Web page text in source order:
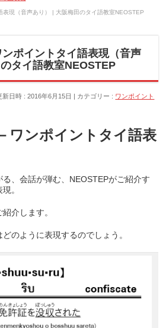
表現（音声あり） | 大阪梅田のタイ語教室NEOSTEP
ンポイントタイ語表現（音声
タイ語教室NEOSTEP
新日時 : 2016年6月15日 カテゴリー : ワンポイント
ワンポイントタイ語表
、会話が弾む、NEOSTEPがご紹介す
。
介します。
のように表現するのでしょう。